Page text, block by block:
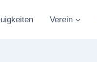
Verein